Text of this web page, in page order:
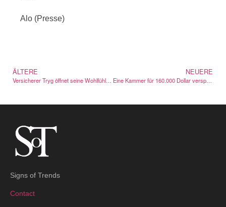
Alo (Presse)
ÄLTERE
Versicherer Tryg öffnet seine Wohlfühl-Hotline im Juni für alle Erwachsenen in Dänemark
NEUERE
Eine Kammer für 160.000 Dollar verspricht längeres Leben in 30 Minuten
Signs of Trends
Contact